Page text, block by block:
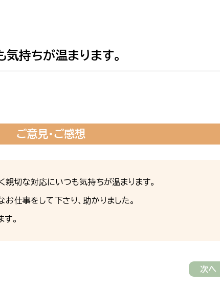
持ちが温まります。
ご意見・ご感想
切な対応にいつも気持ちが温まります。
仕事をして下さり、助かりました。
。
次へ